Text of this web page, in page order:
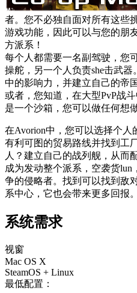
者。您不必独自面对所有这些
游戏功能，因此可以与您的朋
方派系！
每个人都需要一名副驾驶，您
操舵，另一个人负责she击武
中的影响力，并建立自己的帝国
或者，您知道，在大型PvP战
是一个沙箱，您可以做任何想
在Avorion中，您可以选择个人
有利可图的贸易路线并找到工
人？建立自己的战列舰，从而
成为发动整个派系，空袭货
争的侵略者。找到可以找到敌
系中心，它也会带来更多回报。
系统需求
视窗
Mac OS X
SteamOS + Linux
最低配置：